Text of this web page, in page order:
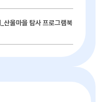
산울마을 탐사 프로그램북